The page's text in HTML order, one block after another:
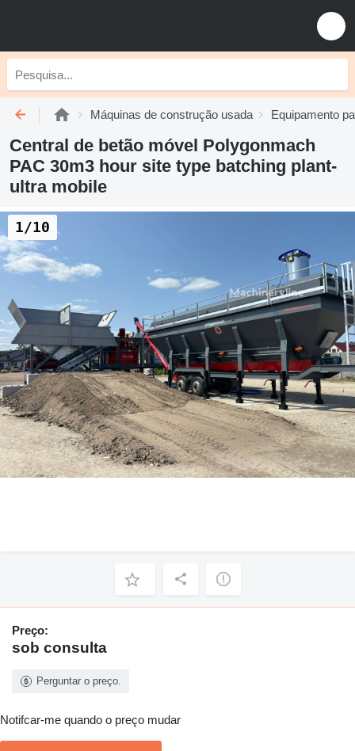
Máquinas de construção usada Equipamento
Central de betão móvel Polygonmach
PAC 30m3 hour site type batching plant-
ultra mobile
1/10
Preço:
sob consulta
Perguntar o preço.
Notifcar-me quando o preço mudar